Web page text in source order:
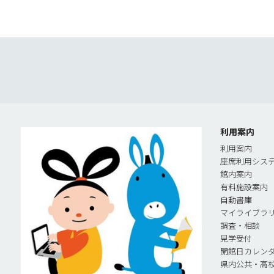
利用案内
利用案内
座席利用シス
館内案内
有料施設案内
自動書庫
マイライブラ
調査・相談
見学受付
開館日カレン
県内公共・高